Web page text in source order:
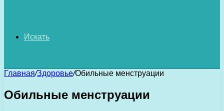
Искать
Главная/Здоровье/Обильные менструации
Обильные менструации